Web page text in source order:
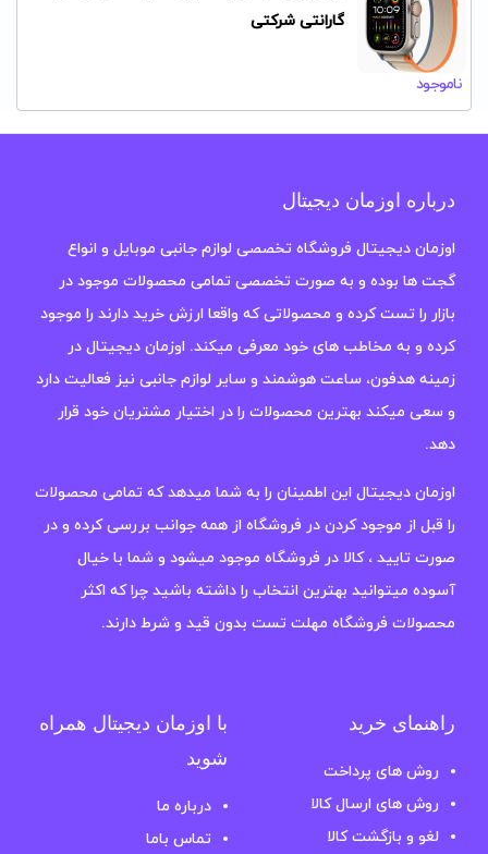
گارانتی شرکتی
ناموجود
درباره اوزمان دیجیتال
اوزمان دیجیتال فروشگاه تخصصی لوازم جانبی موبایل و انواع
گجت ها بوده و به صورت تخصصی تمامی محصولات موجود در
بازار را تست کرده و محصولاتی که واقعا ارزش خرید دارند را موجود
کرده و به مخاطب های خود معرفی میکند. اوزمان دیجیتال در
زمینه هدفون، ساعت هوشمند و سایر لوازم جانبی نیز فعالیت دارد
و سعی میکند بهترین محصولات را در اختیار مشتریان خود قرار
دهد.
اوزمان دیجیتال این اطمینان را به شما میدهد که تمامی محصولات
را قبل از موجود کردن در فروشگاه از همه جوانب بررسی کرده و در
صورت تایید ، کالا در فروشگاه موجود میشود و شما با خیال
آسوده میتوانید بهترین انتخاب را داشته باشید چرا که اکثر
محصولات فروشگاه مهلت تست بدون قید و شرط دارند.
راهنمای خرید
روش های پرداخت
روش های ارسال کالا
لغو و بازگشت کالا
با اوزمان دیجیتال همراه
شوید
درباره ما
تماس باما